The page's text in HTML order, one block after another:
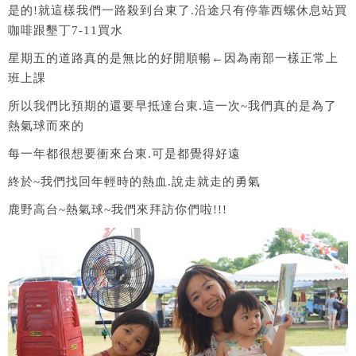
是的!就這樣我們一路殺到台東了.沿途只有停靠西螺休息站買
咖啡跟墾丁7-11買水
星期五的道路真的是無比的好開順暢←因為南部一樣正常上
班上課
所以我們比預期的還要早抵達台東.這一次~我們真的是為了
熱氣球而來的
每一年都很想要衝來台東.可是都覺得好遠
終於~我們找回年輕時的熱血.說走就走的勇氣
鹿野高台~熱氣球~我們來拜訪你們啦!!!